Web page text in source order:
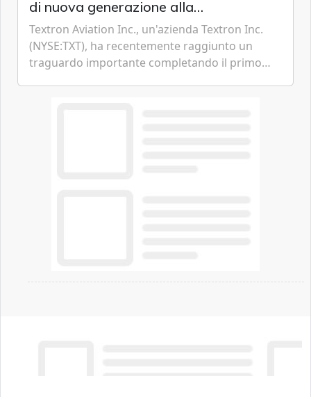
di nuova generazione alla
certificazione
Textron Aviation Inc., un'azienda Textron Inc.
(NYSE:TXT), ha recentemente raggiunto un
traguardo importante completando il primo